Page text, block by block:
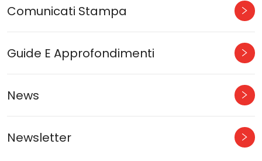
Comunicati Stampa
Guide E Approfondimenti
News
Newsletter